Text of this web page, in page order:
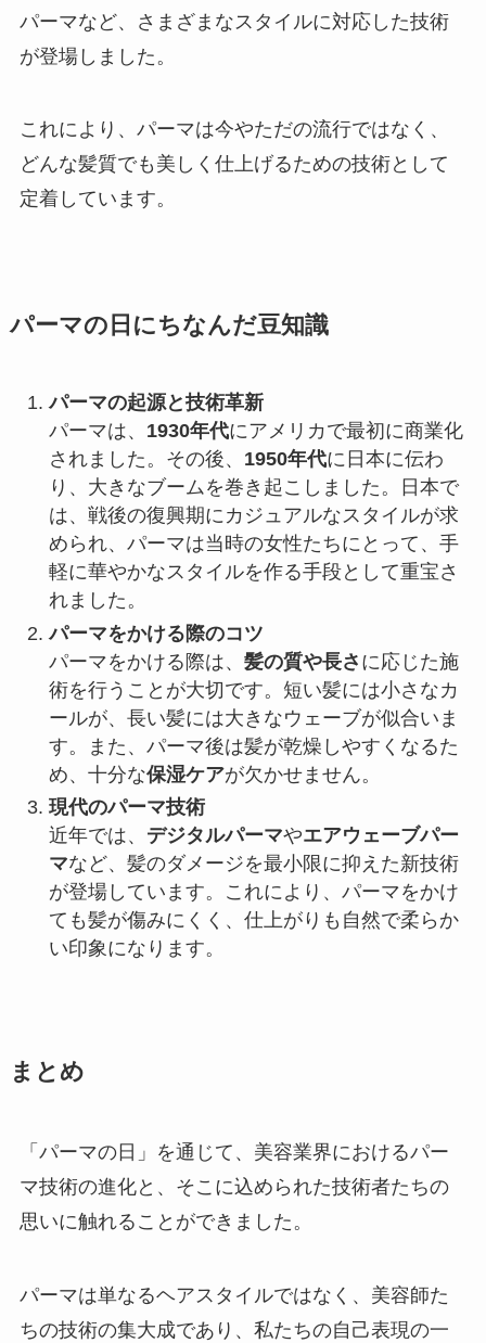
パーマなど、さまざまなスタイルに対応した技術
が登場しました。
これにより、パーマは今やただの流行ではなく、
どんな髪質でも美しく仕上げるための技術として
定着しています。
パーマの日にちなんだ豆知識
パーマの起源と技術革新
パーマは、 1930年代にアメリカで最初に商業化
されました。その後、 1950年代に日本に伝わ
り、大きなブームを巻き起こしました。日本で
は、戦後の復興期にカジュアルなスタイルが求
められ、パーマは当時の女性たちにとって、手
軽に華やかなスタイルを作る手段として重宝さ
れました。
パーマをかける際のコツ
パーマをかける際は、 髪の質や長さ に応じた施
術を行うことが大切です。短い髪には小さなカ
ールが、長い髪には大きなウェーブが似合いま
す。また、パーマ後は髪が乾燥しやすくなるた
め、十分な保湿ケアが欠かせません。
現代のパーマ技術
近年では、 デジタルパーマやエアウェーブパー
マなど、髪のダメージを最小限に抑えた新技術
が登場しています。これにより、パーマをかけ
ても髪が傷みにくく、仕上がりも自然で柔らか
い印象になります。
まとめ
「パーマの日」を通じて、美容業界におけるパー
マ技術の進化と、そこに込められた技術者たちの
思いに触れることができました。
パーマは単なるヘアスタイルではなく、美容師た
ちの技術の集大成であり、私たちの自己表現の一